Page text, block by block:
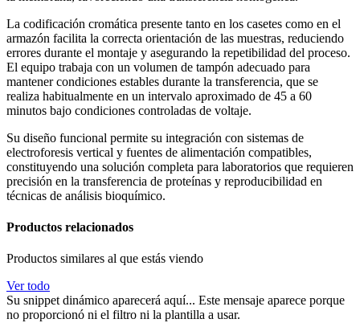
La codificación cromática presente tanto en los casetes como en el
armazón facilita la correcta orientación de las muestras, reduciendo
errores durante el montaje y asegurando la repetibilidad del proceso.
El equipo trabaja con un volumen de tampón adecuado para
mantener condiciones estables durante la transferencia, que se
realiza habitualmente en un intervalo aproximado de 45 a 60
minutos bajo condiciones controladas de voltaje.
Su diseño funcional permite su integración con sistemas de
electroforesis vertical y fuentes de alimentación compatibles,
constituyendo una solución completa para laboratorios que requieren
precisión en la transferencia de proteínas y reproducibilidad en
técnicas de análisis bioquímico.
Productos relacionados
Productos similares al que estás viendo
Ver todo
Su snippet dinámico aparecerá aquí... Este mensaje aparece porque
no proporcionó ni el filtro ni la plantilla a usar.